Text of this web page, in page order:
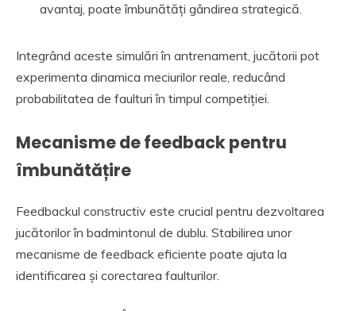
avantaj, poate îmbunătăți gândirea strategică.
Integrând aceste simulări în antrenament, jucătorii pot
experimenta dinamica meciurilor reale, reducând
probabilitatea de faulturi în timpul competiției.
Mecanisme de feedback pentru
îmbunătățire
Feedbackul constructiv este crucial pentru dezvoltarea
jucătorilor în badmintonul de dublu. Stabilirea unor
mecanisme de feedback eficiente poate ajuta la
identificarea și corectarea faulturilor.